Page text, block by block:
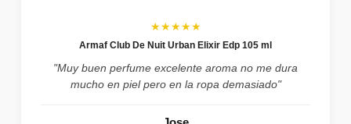
★★★★★
Armaf Club De Nuit Urban Elixir Edp 105 ml
"Muy buen perfume excelente aroma no me dura
mucho en piel pero en la ropa demasiado"